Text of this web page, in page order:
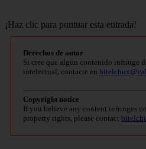
¡Haz clic para puntuar esta entrada!
Derechos de autor
Si cree que algún contenido infringe
intelectual, contacte en
Copyright notice
If you believe any content infringes
property rights, please contact